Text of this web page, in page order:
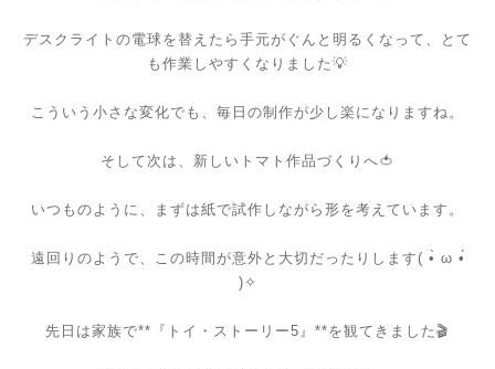
デスクライトの電球を替えたら手元がぐんと明るくなって、とて
も作業しやすくなりました💡
こういう小さな変化でも、毎日の制作が少し楽になりますね。
そして次は、新しいトマト作品づくりへ🍅
いつものように、まずは紙で試作しながら形を考えています。
遠回りのようで、この時間が意外と大切だったりします( •̀ ω •́
)✧
先日は家族で**『トイ・ストーリー5』**を観てきました🎬